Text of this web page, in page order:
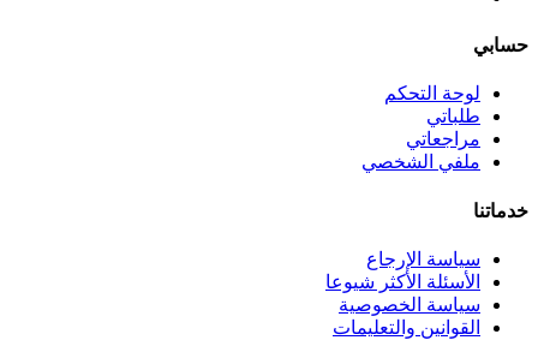
حسابي
لوحة التحكم
طلباتي
مراجعاتي
ملفي الشخصي
خدماتنا
سياسة الإرجاع
الأسئلة الأكثر شيوعا
سياسة الخصوصية
القوانين والتعليمات